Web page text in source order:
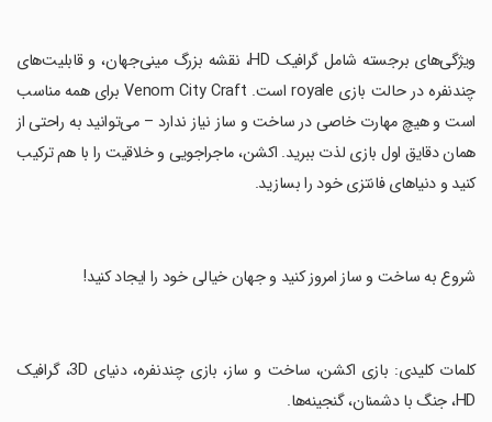
‏ویژگی‌های برجسته شامل گرافیک HD، نقشه بزرگ مینی‌جهان، و قابلیت‌های
چندنفره در حالت بازی royale است. Venom City Craft برای همه مناسب
است و هیچ مهارت خاصی در ساخت و ساز نیاز ندارد – می‌توانید به راحتی از
همان دقایق اول بازی لذت ببرید. اکشن، ماجراجویی و خلاقیت را با هم ترکیب
کنید و دنیاهای فانتزی خود را بسازید.
‏شروع به ساخت و ساز امروز کنید و جهان خیالی خود را ایجاد کنید!
‏کلمات کلیدی: بازی اکشن، ساخت و ساز، بازی چندنفره، دنیای 3D، گرافیک
HD، جنگ با دشمنان، گنجینه‌ها.